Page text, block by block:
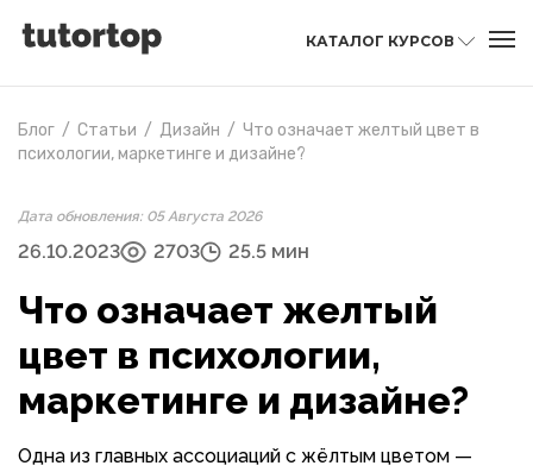
КАТАЛОГ КУРСОВ
Блог / Статьи / Дизайн / Что означает желтый цвет в
психологии, маркетинге и дизайне?
Дата обновления: 05 Августа 2026
26.10.2023 2703 25.5 мин
Что означает желтый
цвет в психологии,
маркетинге и дизайне?
Одна из главных ассоциаций с жёлтым цветом —